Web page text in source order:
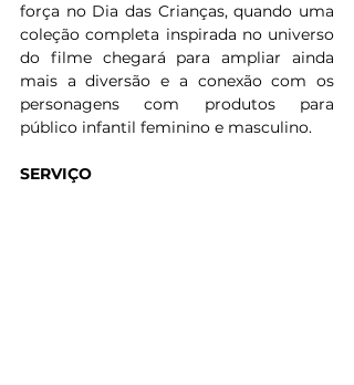
força no Dia das Crianças, quando uma
coleção completa inspirada no universo
do filme chegará para ampliar ainda
mais a diversão e a conexão com os
personagens com produtos para
público infantil feminino e masculino.
SERVIÇO